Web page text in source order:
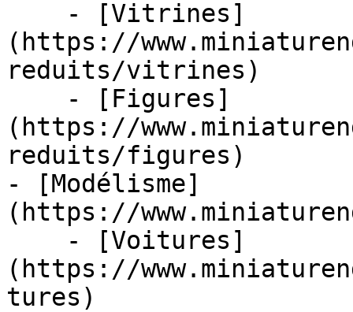
(https://
reduits/vitrines)
(https://
reduits/figures)
- [Modélisme]
(https://
(https://
tures)